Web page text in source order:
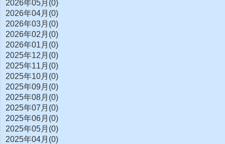
2026年05月(0)
2026年04月(0)
2026年03月(0)
2026年02月(0)
2026年01月(0)
2025年12月(0)
2025年11月(0)
2025年10月(0)
2025年09月(0)
2025年08月(0)
2025年07月(0)
2025年06月(0)
2025年05月(0)
2025年04月(0)